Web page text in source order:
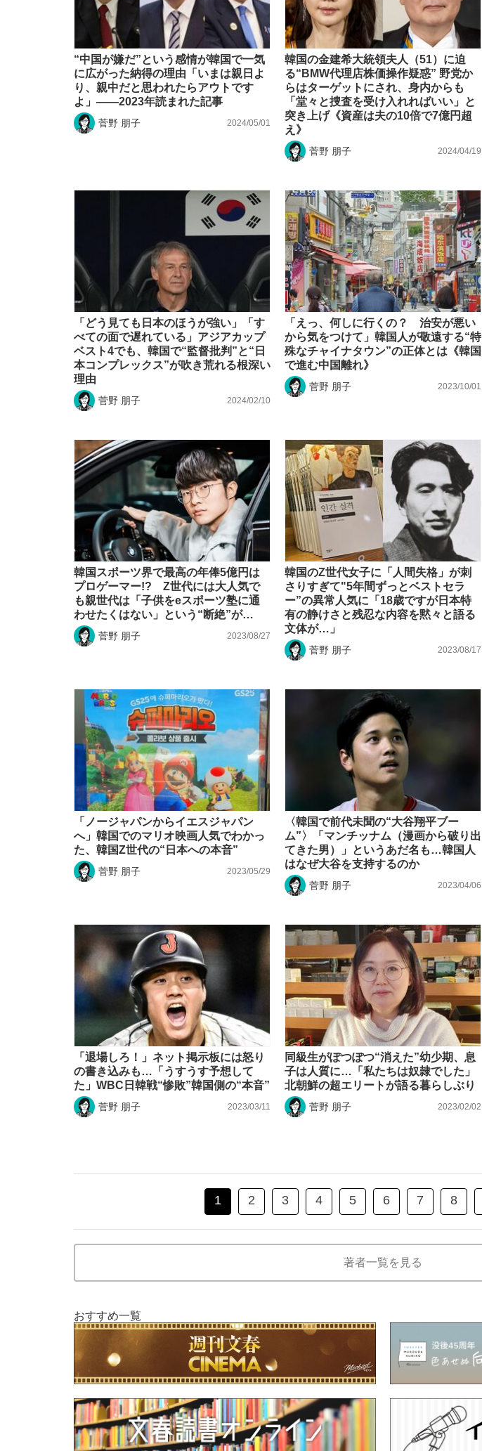
“中国が嫌だ”という感情が韓国で一気
に広がった納得の理由「いまは親日よ
り、親中だと思われたらアウトです
よ」――2023年読まれた記事
菅野 朋子 2024/05/01
韓国の金建希大統領夫人（51）に迫
る“BMW代理店株価操作疑惑” 野党か
らはターゲットにされ、身内からも
「堂々と捜査を受け入れればいい」と
突き上げ《資産は夫の10倍で7億円超
え》
菅野 朋子 2024/04/19
「どう見ても日本のほうが強い」「す
べての面で遅れている」アジアカップ
ベスト4でも、韓国で“監督批判”と“日
本コンプレックス”が吹き荒れる根深い
理由
菅野 朋子 2024/02/10
「えっ、何しに行くの？ 治安が悪い
から気をつけて」韓国人が敬遠する“特
殊なチャイナタウン”の正体とは《韓国
で進む中国離れ》
菅野 朋子 2023/10/01
韓国スポーツ界で最高の年俸5億円は
プロゲーマー!? Z世代には大人気で
も親世代は「子供をeスポーツ塾に通
わせたくはない」という“断絶”が…
菅野 朋子 2023/08/27
韓国のZ世代女子に「人間失格」が刺
さりすぎて"5年間ずっとベストセラ
ー”の異常人気に「18歳ですが日本特
有の静けさと残忍な内容を黙々と語る
文体が…」
菅野 朋子 2023/08/17
「ノージャパンからイエスジャパン
へ」韓国でのマリオ映画人気でわかっ
た、韓国Z世代の“日本への本音”
菅野 朋子 2023/05/29
〈韓国で前代未聞の“大谷翔平ブー
ム”〉「マンチッナム（漫画から破り出
てきた男）」というあだ名も…韓国人
はなぜ大谷を支持するのか
菅野 朋子 2023/04/06
「退場しろ！」ネット掲示板には怒り
の書き込みも…「うすうす予想して
た」WBC日韓戦“惨敗”韓国側の“本音”
菅野 朋子 2023/03/11
同級生がぽつぽつ“消えた”幼少期、息
子は人質に…「私たちは奴隷でした」
北朝鮮の超エリートが語る暮らしぶり
菅野 朋子 2023/02/02
1 2 3 4 5 6 7 8
著者一覧を見る
おすすめ一覧